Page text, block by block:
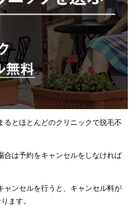
とほとんどのクリニックで脱毛不
合は予約をキャンセルをしなければ
ャンセルを行うと、キャンセル料が
ます。